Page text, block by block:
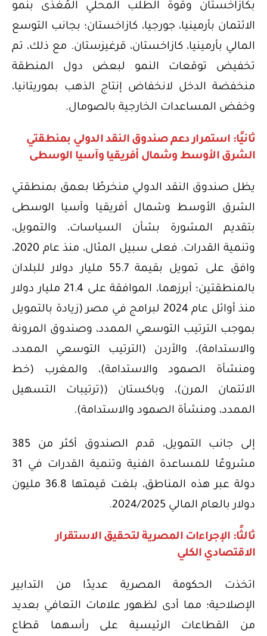
بكازاخستان وقوة الطلب المحلي المُغذى بنمو
الائتمان بأرمينيا، جورجيا، كازاخستان؛ بجانب التوسع
المالي بأرمينيا، كازاخستان، قرغيزستان. مع ذلك، تم
تخفيض توقعات النمو لبعض دول المنطقة
منخفضة الدخل لانخفاض إنتاج الذهب بموريتانيا،
وخفض المساعدات الخارجية بالصومال.
ثانيًا: استمرار دعم صندوق النقد الدولي بمنطقتي
الشرق الأوسط وشمال أفريقيا وآسيا الوسطى
يظل صندوق النقد الدولي منخرطًا بعمق بمنطقتي
الشرق الأوسط وشمال أفريقيا وآسيا الوسطى
بتقديم المشورة بشأن السياسات، والتمويل،
وتنمية القدرات. فعلى سبيل المثال، منذ عام 2020،
وافق على تمويل بقيمة 55.7 مليار دولار للبلدان
بالمنطقتين؛ أبرزهما، الموافقة على 21.4 مليار دولار
منذ أوائل عام 2024 لبرامج في مصر (زيادة بالتمويل
بموجب الترتيب التوسعي الممدد، وصندوق المرونة
والاستدامة)، والأردن (الترتيب التوسعي الممدد،
ومنشأة الصمود والاستدامة)، والمغرب (خط
الائتمان المرن)، وباكستان ((ترتيبات التسهيل
الممدد، ومنشأة الصمود والاستدامة).
إلى جانب التمويل، قدم الصندوق أكثر من 385
مشروعًا للمساعدة الفنية وتنمية القدرات في 31
دولة عبر هذه المناطق، بلغت قيمتها 36.8 مليون
دولار بالعام المالي 2024/2025.
ثالثًا: الإجراءات المصرية لتحقيق الاستقرار
الاقتصادي الكلي
اتخذت الحكومة المصرية عديدًا من التدابير
الإصلاحية؛ مما أدى لظهور علامات التعافي بعديد
من القطاعات الرئيسية على رأسهما قطاع